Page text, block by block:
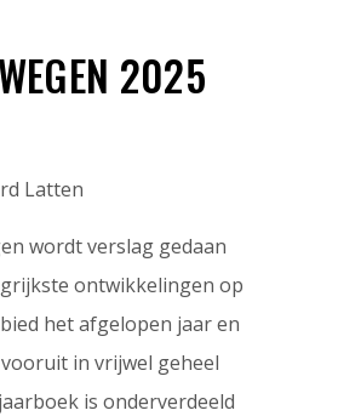
2025
Latten
wordt verslag gedaan
ontwikkelingen op
het afgelopen jaar en
in vrijwel geheel
is onderverdeeld